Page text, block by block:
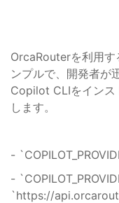
OrcaRouterを利用す
ンプルで、開発者が
Copilot CLIをインス
します。
-
-
`https://